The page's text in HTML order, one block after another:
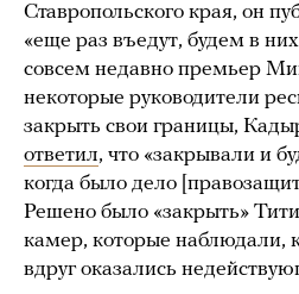
Ставропольского края, он
«еще раз въедут, будем в
совсем недавно премьер
некоторые руководители
закрыть свои границы,
ответил, что «закрывали и
когда было дело
Решено было «закрыть»
камер, которые наблюдали,
вдруг оказались